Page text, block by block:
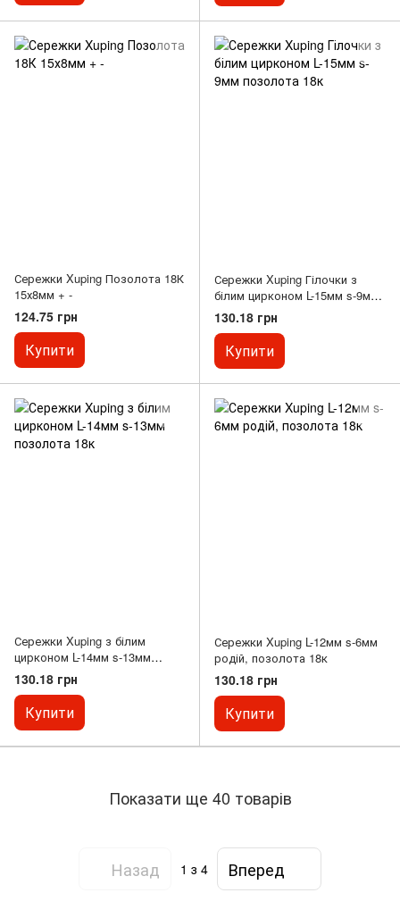
Сережки Xuping Позолота 18К
15х8мм + -
124.75 грн
Купити
Сережки Xuping Гілочки з
білим цирконом L-15мм s-9мм
позолота 18к
130.18 грн
Купити
Сережки Xuping з білим
цирконом L-14мм s-13мм
позолота 18к
130.18 грн
Купити
Сережки Xuping L-12мм s-6мм
родій, позолота 18к
130.18 грн
Купити
Показати ще 40 товарів
Назад 1 з 4 Вперед